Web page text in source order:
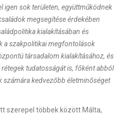
igen sok területen, együttműködnek
megsegítése érdekében
kialakításában és
a szakpolitikai megfontolások
társadalom kialakításához, és
tudatosságát is, főként abból
számára kedvezőbb életminőséget
szerepel többek között Málta,